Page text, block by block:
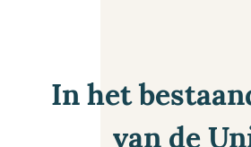
In het
van de